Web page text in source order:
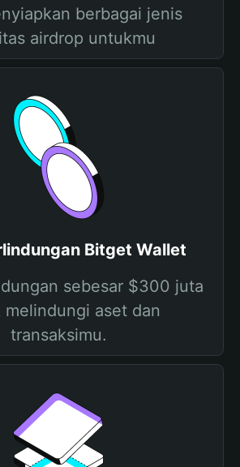
berbagai jenis
airdrop untukmu
Bitget Wallet
sebesar $300 juta
melindungi aset dan
transaksimu.